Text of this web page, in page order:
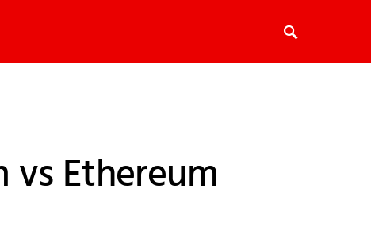
vs Ethereum